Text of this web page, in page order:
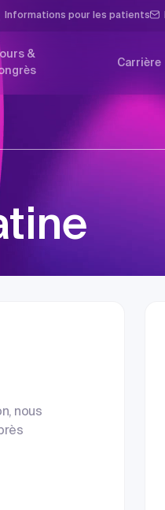
Infor­mations pour les patients
&
Carrière
nous